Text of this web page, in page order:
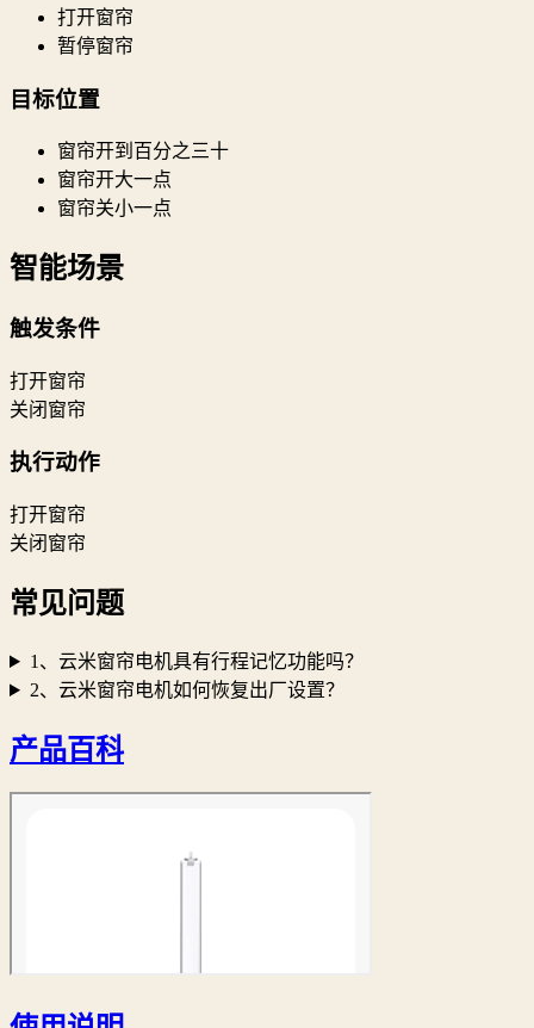
打开窗帘
暂停窗帘
目标位置
窗帘开到百分之三十
窗帘开大一点
窗帘关小一点
智能场景
触发条件
打开窗帘
关闭窗帘
执行动作
打开窗帘
关闭窗帘
常见问题
1、云米窗帘电机具有行程记忆功能吗？
2、云米窗帘电机如何恢复出厂设置？
产品百科